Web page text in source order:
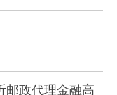
政代理金融高